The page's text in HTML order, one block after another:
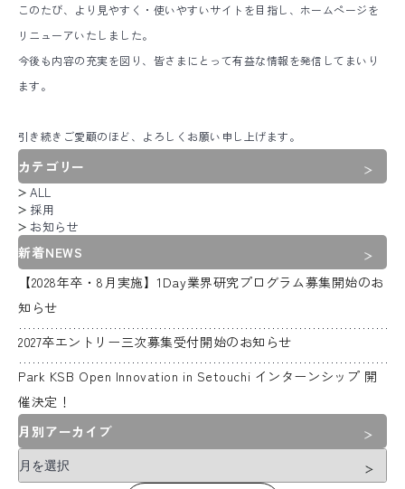
このたび、より見やすく・使いやすいサイトを目指し、ホームページを
リニューアいたしました。
今後も内容の充実を図り、皆さまにとって有益な情報を発信してまいり
ます。
引き続きご愛顧のほど、よろしくお願い申し上げます。
カテゴリー
ALL
採用
お知らせ
新着NEWS
【2028年卒・8月実施】1Day業界研究プログラム募集開始のお
知らせ
2027卒エントリー三次募集受付開始のお知らせ
Park KSB Open Innovation in Setouchi インターンシップ 開
催決定！
月別アーカイブ